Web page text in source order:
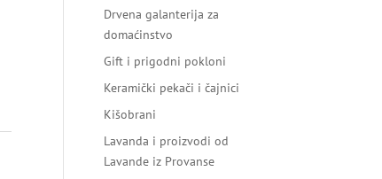
Drvena galanterija za
domaćinstvo
Gift i prigodni pokloni
Keramički pekači i čajnici
Kišobrani
Lavanda i proizvodi od
Lavande iz Provanse